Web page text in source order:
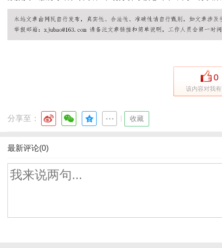
0
该内容对我
分享至： 收藏
最新评论(0)